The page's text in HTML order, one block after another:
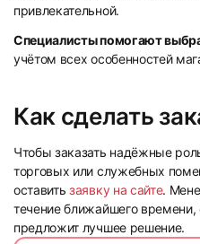
привлекательной.
Специалисты помогают
учётом всех особенностей
Как сделать
Чтобы заказать надёжные
торговых или служебных
оставитьзаявку на сайте.
течение ближайшего времени,
предложит лучшее решение.